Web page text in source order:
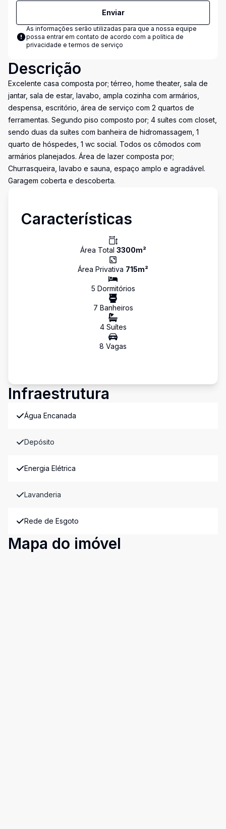
Enviar
As informações serão utilizadas para que a nossa equipe
possa entrar em contato de acordo com a política de
privacidade e termos de serviço
Descrição
Excelente casa composta por; térreo, home theater, sala de
jantar, sala de estar, lavabo, ampla cozinha com armários,
despensa, escritório, área de serviço com 2 quartos de
ferramentas. Segundo piso composto por; 4 suítes com closet,
sendo duas da suítes com banheira de hidromassagem, 1
quarto de hóspedes, 1 wc social. Todos os cômodos com
armários planejados. Área de lazer composta por;
Churrasqueira, lavabo e sauna, espaço amplo e agradável.
Garagem coberta e descoberta.
Características
Área Total 3300m²
Área Privativa 715m²
5 Dormitórios
7 Banheiros
4Suítes
8 Vagas
Infraestrutura
Água Encanada
Depósito
Energia Elétrica
Lavanderia
Rede de Esgoto
Mapa do imóvel